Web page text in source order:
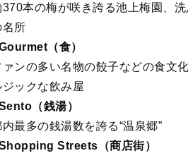
370本の梅が咲き誇る池上梅園、
名所
（食）
ァンの多い名物の餃子などの食文
ジックな飲み屋
（銭湯）
内最多の銭湯数を誇る“温泉郷”
Streets（商店街）